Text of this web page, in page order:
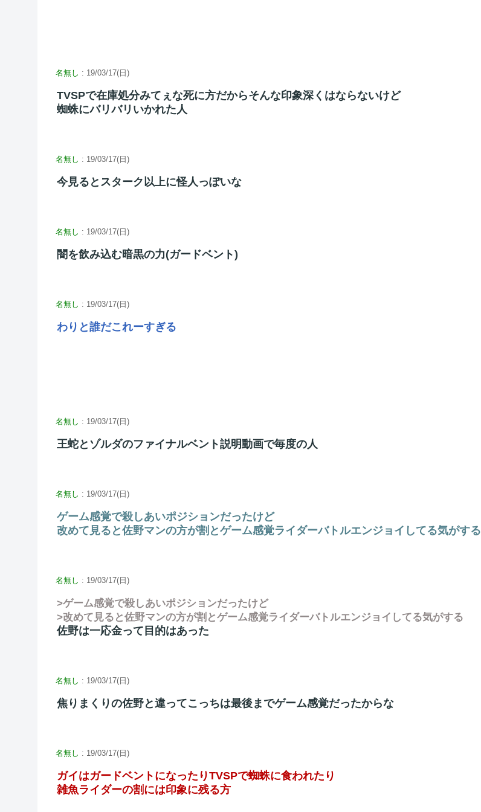
名無し : 19/03/17(日)
TVSPで在庫処分みてぇな死に方だからそんな印象深くはならないけど
蜘蛛にバリバリいかれた人
名無し : 19/03/17(日)
今見るとスターク以上に怪人っぽいな
名無し : 19/03/17(日)
闇を飲み込む暗黒の力(ガードベント)
名無し : 19/03/17(日)
わりと誰だこれーすぎる
名無し : 19/03/17(日)
王蛇とゾルダのファイナルベント説明動画で毎度の人
名無し : 19/03/17(日)
ゲーム感覚で殺しあいポジションだったけど
改めて見ると佐野マンの方が割とゲーム感覚ライダーバトルエンジョイしてる気がする
名無し : 19/03/17(日)
>ゲーム感覚で殺しあいポジションだったけど
>改めて見ると佐野マンの方が割とゲーム感覚ライダーバトルエンジョイしてる気がする
佐野は一応金って目的はあった
名無し : 19/03/17(日)
焦りまくりの佐野と違ってこっちは最後までゲーム感覚だったからな
名無し : 19/03/17(日)
ガイはガードベントになったりTVSPで蜘蛛に食われたり
雑魚ライダーの割には印象に残る方